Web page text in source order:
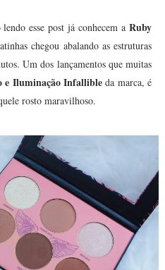
lendo esse post já conhecem aRuby
chegou abalando as estruturas
Um dos lançamentos que muitas
e Iluminação Infallibleda marca, é
rosto maravilhoso.